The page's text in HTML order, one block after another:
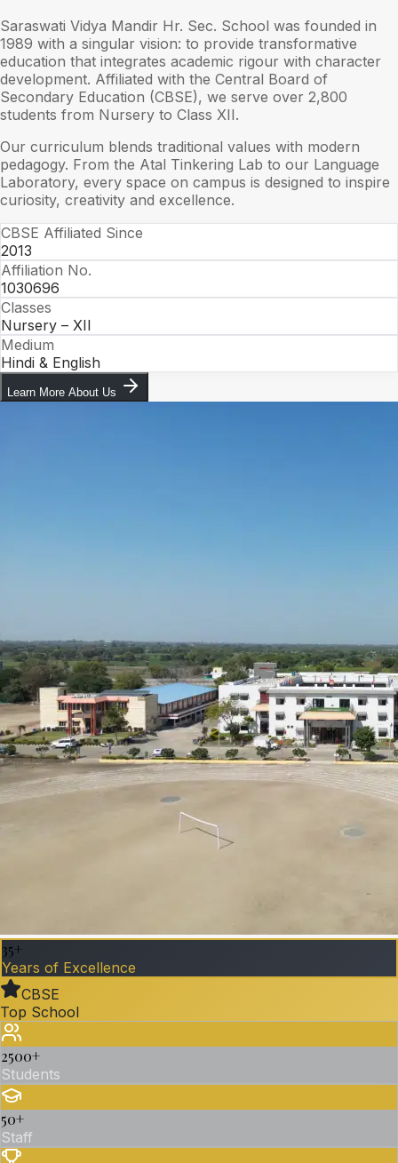
Saraswati Vidya Mandir Hr. Sec. School was founded in
1989 with a singular vision: to provide transformative
education that integrates academic rigour with character
development. Affiliated with the Central Board of
Secondary Education (CBSE), we serve over 2,800
students from Nursery to Class XII.
Our curriculum blends traditional values with modern
pedagogy. From the Atal Tinkering Lab to our Language
Laboratory, every space on campus is designed to inspire
curiosity, creativity and excellence.
CBSE Affiliated Since
2013
Affiliation No.
1030696
Classes
Nursery – XII
Medium
Hindi & English
Learn More About Us
35+
Years of Excellence
CBSE
Top School
2500+
Students
50+
Staff